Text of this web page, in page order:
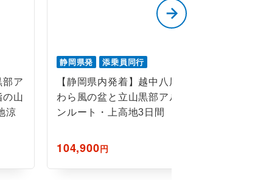
部ア
の山
涼
静岡県発 添乗員同行
【静岡県内発着】越中八尾お
わら風の盆と立山黒部アルペ
ンルート・上高地3日間
104,900円